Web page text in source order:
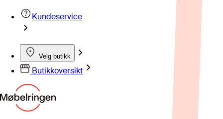
Kundeservice
Velg butikk
Butikkoversikt